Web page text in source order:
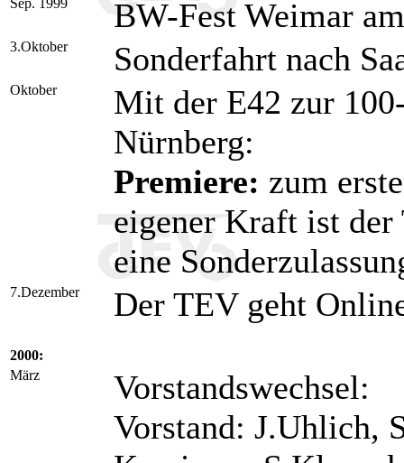
Sep. 1999 BW-Fest Weimar
3.Oktober Sonderfahrt nach
Oktober
Mit der E42 zur
Nürnberg:
Premiere: zum
eigener Kraft ist
eine
7.Dezember Der TEV geht
2000:
März
Vorstandswechsel:
Vorstand: J.Uhlich,